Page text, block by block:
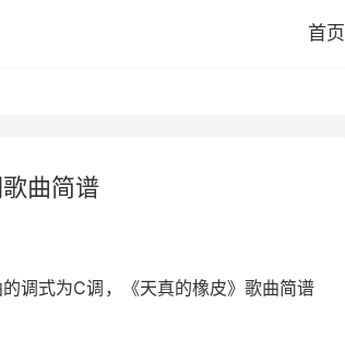
首页
曲简谱
调式为C调，《天真的橡皮》歌曲简谱